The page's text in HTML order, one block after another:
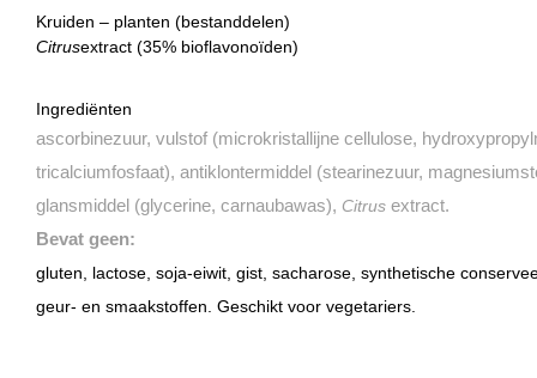
Kruiden – planten (bestanddelen)
Citrusextract (35% bioflavonoïden)
Ingrediënten
ascorbinezuur, vulstof (microkristallijne cellulose,
tricalciumfosfaat), antiklontermiddel (stearinezuur,
glansmiddel (glycerine, carnaubawas), Citrus extract.
Bevat geen:
gluten, lactose, soja-eiwit, gist, sacharose, synthetische
geur- en smaakstoffen. Geschikt voor vegetariers.